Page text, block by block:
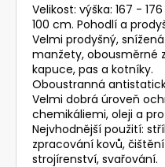
Velikost: výška: 167 -
100 cm. Pohodlí a
Velmi prodyšný,
manžety, obousměrné
kapuce, pas a kotníky.
Oboustranná
Velmi dobrá úroveň
chemikáliemi, oleji a
Nejvhodnější použití:
zpracování kovů,
strojírenství, svařování.